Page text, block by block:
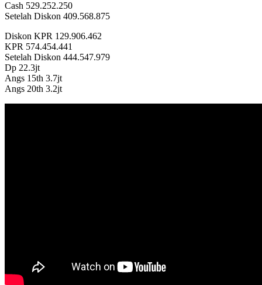
Cash 529.252.250
Setelah Diskon 409.568.875
Diskon KPR 129.906.462
KPR 574.454.441
Setelah Diskon 444.547.979
Dp 22.3jt
Angs 15th 3.7jt
Angs 20th 3.2jt